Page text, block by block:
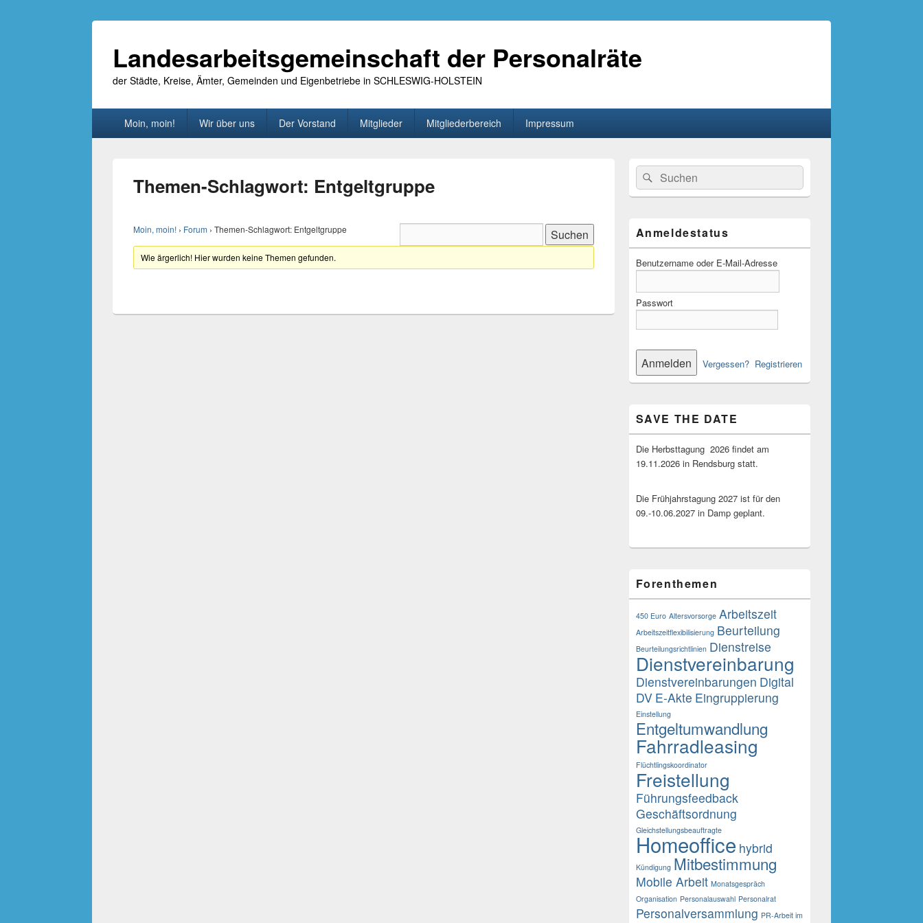
Landesarbeitsgemeinschaft der Personalräte
der Städte, Kreise, Ämter, Gemeinden und Eigenbetriebe in SCHLESWIG-HOLSTEIN
Moin, moin! Wir über uns Der Vorstand Mitglieder Mitgliederbereich Impressum
Themen-Schlagwort: Entgeltgruppe
Moin, moin! › Forum › Themen-Schlagwort: Entgeltgruppe
Wie ärgerlich! Hier wurden keine Themen gefunden.
Primärer
Seitenleisten-
Widgetbereich
Suche
nach:
Suchen
Anmeldestatus
Benutzername oder E-Mail-Adresse
Passwort
Vergessen? Registrieren
SAVE THE DATE
Die Herbsttagung 2026 findet am
19.11.2026 in Rendsburg statt.
Die Frühjahrstagung 2027 ist für den
09.-10.06.2027 in Damp geplant.
Forenthemen
450 Euro Altersvorsorge Arbeitszeit
Arbeitszeitflexibilisierung Beurteilung
Beurteilungsrichtlinien Dienstreise
Dienstvereinbarung
Dienstvereinbarungen Digital
DV E-Akte Eingruppierung
Einstellung
Entgeltumwandlung
Fahrradleasing
Flüchtlingskoordinator
Freistellung
Führungsfeedback
Geschäftsordnung
Gleichstellungsbeauftragte
Homeoffice hybrid
Kündigung Mitbestimmung
Mobile Arbeit Monatsgespräch
Organisation Personalauswahl Personalrat
Personalversammlung PR-Arbeit im